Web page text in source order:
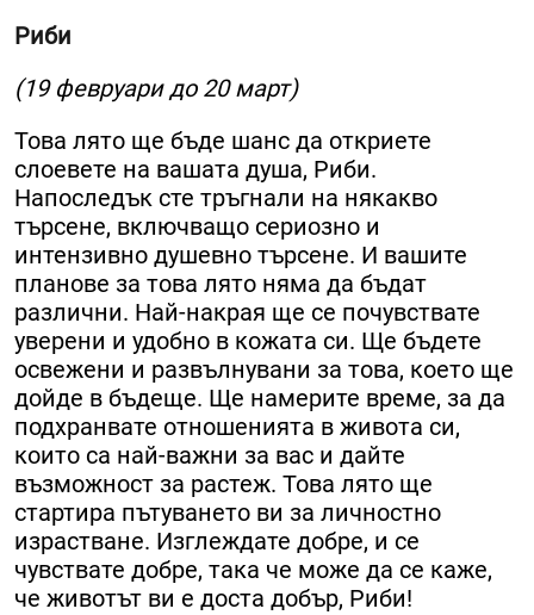
Риби
(19 февруари до 20 март)
Това лято ще бъде шанс да откриете
слоевете на вашата душа, Риби.
Напоследък сте тръгнали на някакво
търсене, включващо сериозно и
интензивно душевно търсене. И вашите
планове за това лято няма да бъдат
различни. Най-накрая ще се почувствате
уверени и удобно в кожата си. Ще бъдете
освежени и развълнувани за това, което ще
дойде в бъдеще. Ще намерите време, за да
подхранвате отношенията в живота си,
които са най-важни за вас и дайте
възможност за растеж. Това лято ще
стартира пътуването ви за личностно
израстване. Изглеждате добре, и се
чувствате добре, така че може да се каже,
че животът ви е доста добър, Риби!